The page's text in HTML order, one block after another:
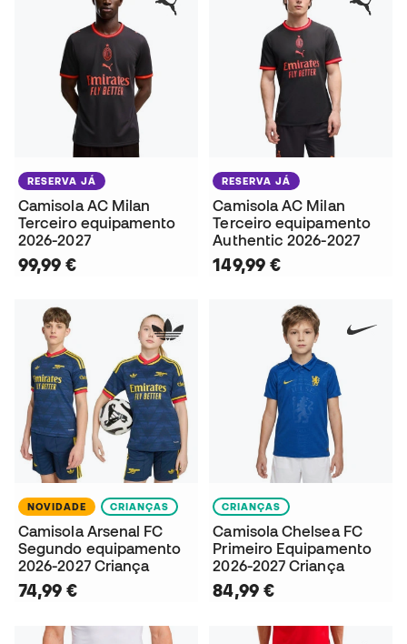
RESERVA JÁ
Camisola AC Milan
Terceiro equipamento
2026-2027
99,99 €
RESERVA JÁ
Camisola AC Milan
Terceiro equipamento
Authentic 2026-2027
149,99 €
NOVIDADE CRIANÇAS
Camisola Arsenal FC
Segundo equipamento
2026-2027 Criança
74,99 €
CRIANÇAS
Camisola Chelsea FC
Primeiro Equipamento
2026-2027 Criança
84,99 €